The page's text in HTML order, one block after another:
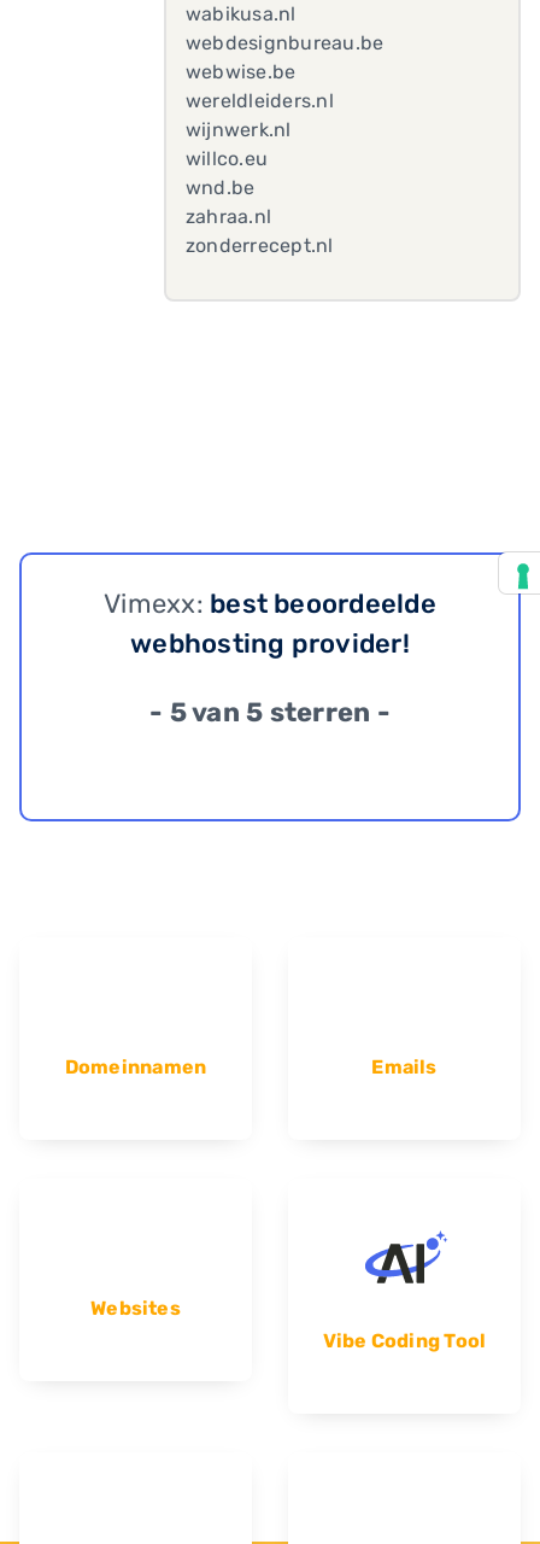
wabikusa.nl
webdesignbureau.be
webwise.be
wereldleiders.nl
wijnwerk.nl
willco.eu
wnd.be
zahraa.nl
zonderrecept.nl
Vimexx: best beoordeelde
webhosting provider!
- 5 van 5 sterren -
Domeinnamen Emails
Websites
Vibe Coding Tool